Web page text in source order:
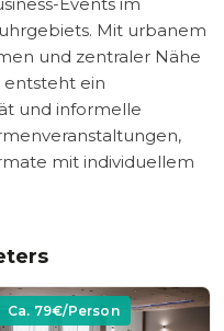
Mit urbanem
und zentraler Nähe
entsteht ein
und informelle
mit individuellem
Ca. 79€/Person